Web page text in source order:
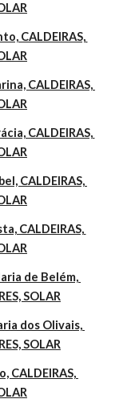
CALDEIRAS,
CALDEIRAS,
CALDEIRAS,
CALDEIRAS,
CALDEIRAS,
de Belém,
SOLAR
dos Olivais,
SOLAR
CALDEIRAS,